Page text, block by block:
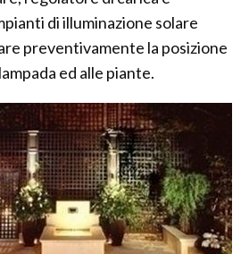
di illuminazione solare
preventivamente la posizione
ed alle piante.